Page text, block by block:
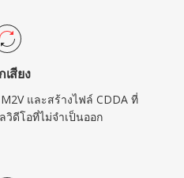
เสียง
และสร้างไฟล์ CDDA ที่
ดีโอที่ไม่จำเป็นออก